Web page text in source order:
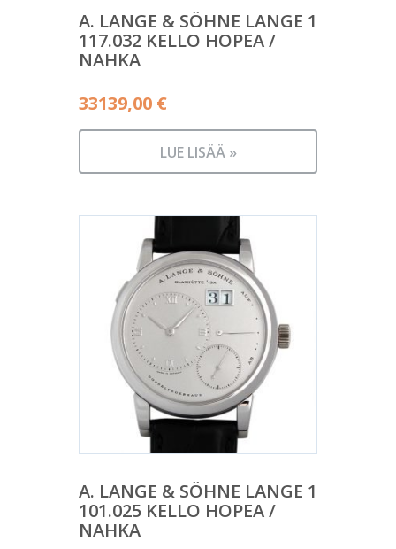
A. LANGE & SÖHNE LANGE 1
117.032 KELLO HOPEA /
NAHKA
33139,00 €
LUE LISÄÄ »
A. LANGE & SÖHNE LANGE 1
101.025 KELLO HOPEA /
NAHKA